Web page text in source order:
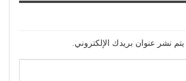
نشر عنوان بريدك الإلكتروني.